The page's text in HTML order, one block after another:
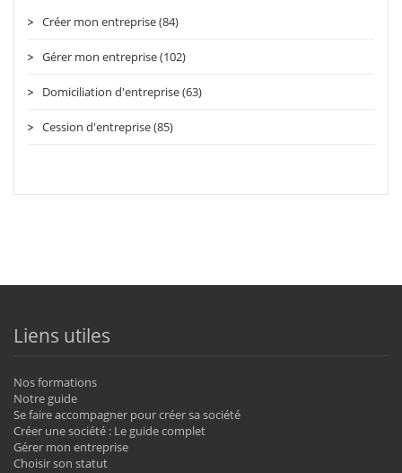
Créer mon entreprise (84)
Gérer mon entreprise (102)
Domiciliation d'entreprise (63)
Cession d'entreprise (85)
Liens utiles
Nos formations
Notre guide
Se faire accompagner pour créer sa société
Créer une société : Le guide complet
Gérer mon entreprise
Choisir son statut